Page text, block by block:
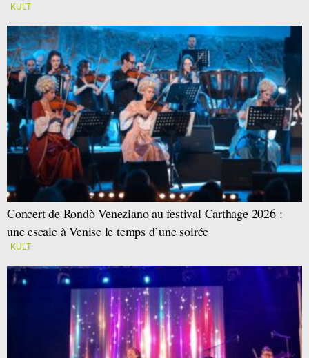
KULT
Concert de Rondò Veneziano au festival Carthage 2026 :
une escale à Venise le temps d’une soirée
KULT